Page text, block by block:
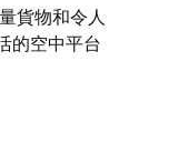
貨物和令人
的空中平台